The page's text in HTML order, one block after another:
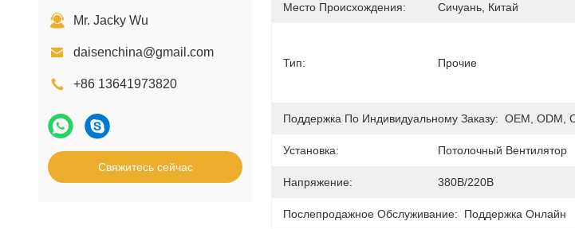
Mr. Jacky Wu
daisenchina@gmail.com
+86 13641973820
Свяжитесь сейчас
Место Происхождения: Сичуань, Китай
Тип: Прочие
Поддержка По Индивидуальному Заказу: OEM, ODM,
Установка: Потолочный Вентилятор
Напряжение: 380В/220В
Послепродажное Обслуживание: Поддержка Онлайн